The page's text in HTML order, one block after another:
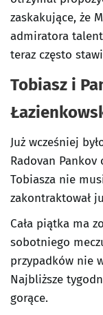
zaskakujące, że
admiratora
teraz często
Tobiasz i
Już wcześniej
Radovan Pankov
Tobiasza nie
zakontraktował
Cała piątka ma
sobotniego
przypadków nie
Najbliższe
gorące.